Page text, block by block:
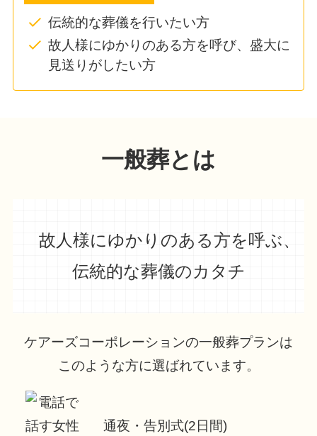
伝統的な葬儀を行いたい方
故人様にゆかりのある方を呼び、盛大に
見送りがしたい方
一般葬とは
故人様にゆかりのある方を呼ぶ、
伝統的な葬儀のカタチ
ケアーズコーポレーションの一般葬プランは
このような方に選ばれています。
通夜・告別式(2日間)